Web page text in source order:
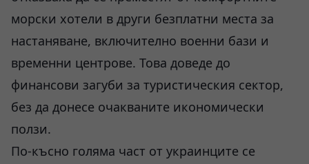
морски хотели в други безплатни места за
настаняване, включително военни бази и
временни центрове. Това доведе до
финансови загуби за туристическия сектор,
без да донесе очакваните икономически
ползи.
По-късно голяма част от украинците се